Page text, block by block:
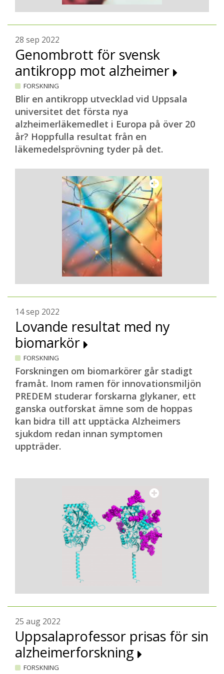
28 sep 2022
Genombrott för svensk
antikropp mot alzheimer
FORSKNING
Blir en antikropp utvecklad vid Uppsala
universitet det första nya
alzheimerläkemedlet i Europa på över 20
år? Hoppfulla resultat från en
läkemedelsprövning tyder på det.
14 sep 2022
Lovande resultat med ny
biomarkör
FORSKNING
Forskningen om biomarkörer går stadigt
framåt. Inom ramen för innovationsmiljön
PREDEM studerar forskarna glykaner, ett
ganska outforskat ämne som de hoppas
kan bidra till att upptäcka Alzheimers
sjukdom redan innan symptomen
uppträder.
25 aug 2022
Uppsalaprofessor prisas för sin
alzheimerforskning
FORSKNING